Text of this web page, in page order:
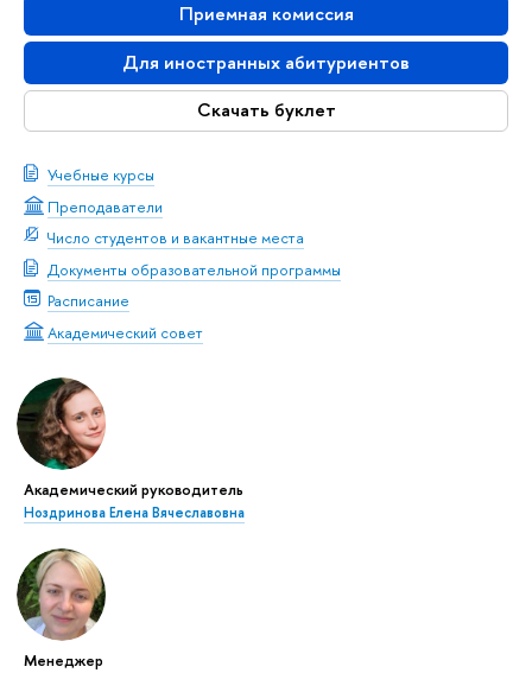
Приемная комиссия
Для иностранных абитуриентов
Скачать буклет
Учебные курсы
Преподаватели
Число студентов и вакантные места
Документы образовательной программы
Расписание
Академический совет
Академический руководитель
Ноздринова Елена Вячеславовна
Менеджер